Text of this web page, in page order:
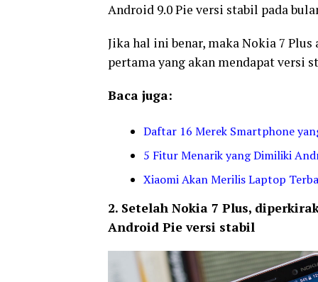
Android 9.0 Pie versi stabil pada
Jika hal ini benar, maka Nokia 7
pertama yang akan mendapat versi
Baca juga:
Daftar 16 Merek Smartphone
5 Fitur Menarik yang Dimiliki
Xiaomi Akan Merilis Laptop
2. Setelah Nokia 7 Plus,
Android Pie versi stabil